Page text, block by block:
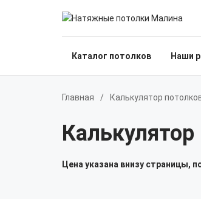
Каталог потолков Наши
Главная / Калькулятор
Калькулятор
Цена указана внизу страницы,